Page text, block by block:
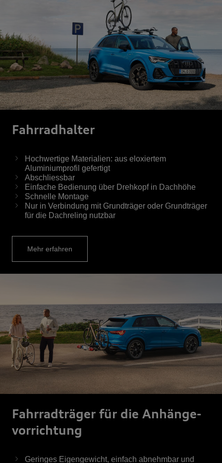
Fahrrad­halter
Hochwertige Materialien: aus eloxiertem
Aluminiumprofil gefertigt
Abschliessbar
Einfache Bedienung über Drehkopf in Dachhöhe
Schnelle Montage
Nur in Verbindung mit Grundträger oder Grundträger
für die Dachreling nutzbar
Mehr erfahren
Fahrrad­träger für die Anhänge­
vor­rich­tung
Geringes Eigengewicht, einfach abnehmbar und